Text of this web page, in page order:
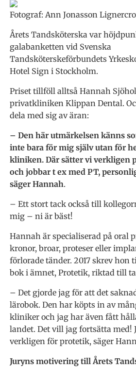
Fotograf: Ann Jonasson
Årets Tandsköterska var
galabanketten vid Svenska
Tandsköterskeförbundets
Hotel Sign i Stockholm.
Priset tillföll alltså Hannah
privatkliniken Klippan Dental.
dela med sig av äran:
– Den här utmärkelsen känns
inte bara för mig själv utan för
kliniken. Där sätter vi verkligen
och jobbar t ex med PT,
säger Hannah.
– Ett stort tack också till
mig – ni är bäst!
Hannah är specialiserad på oral
kronor, broar, proteser eller
förlorade tänder. 2017 skrev hon
bok i ämnet, Protetik, riktad till
– Det gjorde jag för att det
lärobok. Den har köpts in av
kliniker och jag har även fått
landet. Det vill jag fortsätta med!
verkligen för protetik, säger
Juryns motivering till Årets